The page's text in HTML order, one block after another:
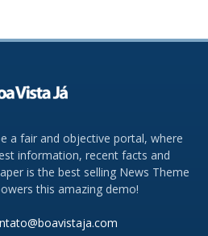
a fair and objective portal, where
information, recent facts and
is the best selling News Theme
this amazing demo!